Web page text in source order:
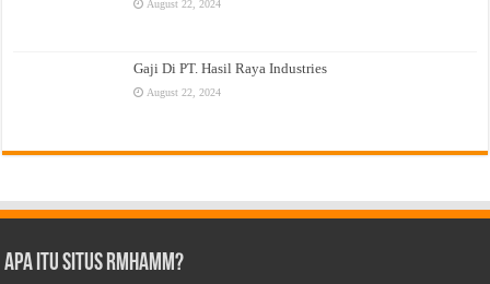
August 22, 2024
Gaji Di PT. Hasil Raya Industries
August 22, 2024
Apa Itu Situs Rmhamm?